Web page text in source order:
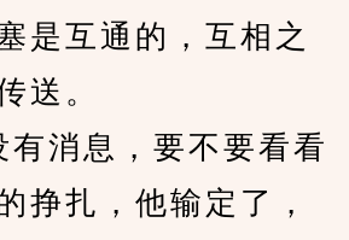
是互通的，互相之
送。
消息，要不要看看
挣扎，他输定了，